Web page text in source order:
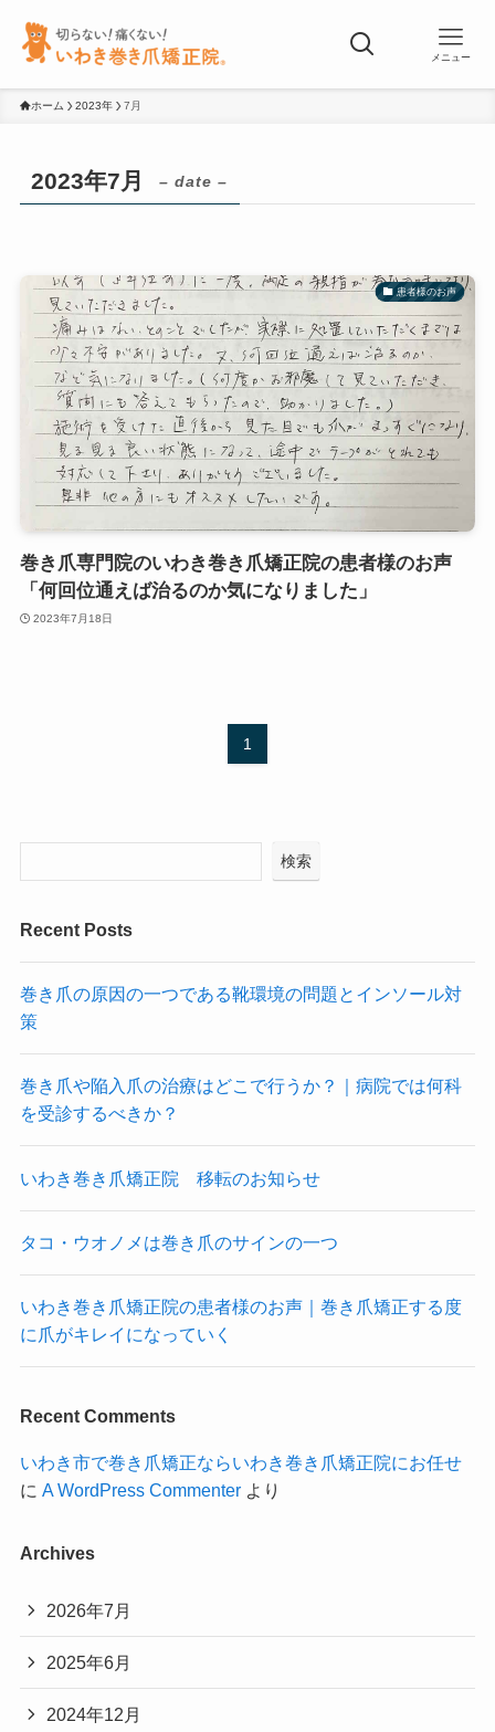
メニュー
ホーム 2023年 7月
2023年7月 – date –
患者様のお声
巻き爪専門院のいわき巻き爪矯正院の患者様のお声
「何回位通えば治るのか気になりました」
2023年7月18日
1
検索
Recent Posts
巻き爪の原因の一つである靴環境の問題とインソール対
策
巻き爪や陥入爪の治療はどこで行うか？｜病院では何科
を受診するべきか？
いわき巻き爪矯正院 移転のお知らせ
タコ・ウオノメは巻き爪のサインの一つ
いわき巻き爪矯正院の患者様のお声｜巻き爪矯正する度
に爪がキレイになっていく
Recent Comments
いわき市で巻き爪矯正ならいわき巻き爪矯正院にお任せ
に A WordPress Commenterより
Archives
2026年7月
2025年6月
2024年12月